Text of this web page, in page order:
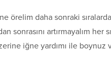
örelim daha sonraki
sonrasını artırmayalım her
iğne yardımı ile boynuz